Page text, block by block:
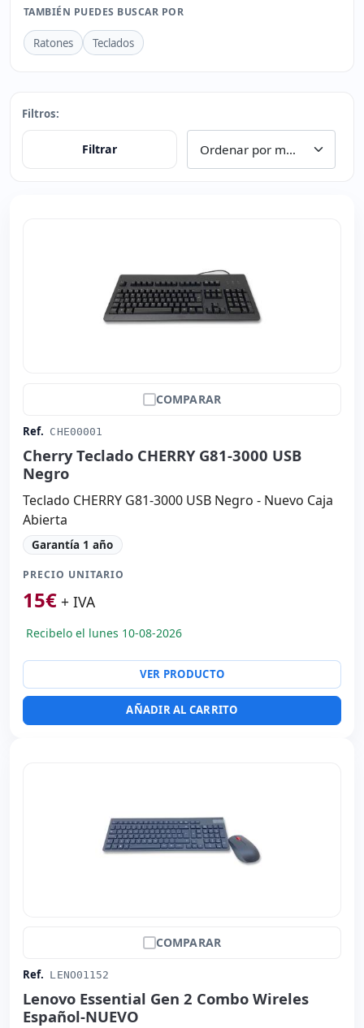
TAMBIÉN PUEDES BUSCAR POR
Ratones Teclados
Filtros:
Filtrar
COMPARAR
Ref. CHE00001
Cherry Teclado CHERRY G81-3000 USB
Negro
Teclado CHERRY G81-3000 USB Negro - Nuevo Caja
Abierta
Garantía 1 año
PRECIO UNITARIO
15€ + IVA
Recibelo el lunes 10-08-2026
VER PRODUCTO
AÑADIR AL CARRITO
COMPARAR
Ref. LENO01152
Lenovo Essential Gen 2 Combo Wireles
Español-NUEVO